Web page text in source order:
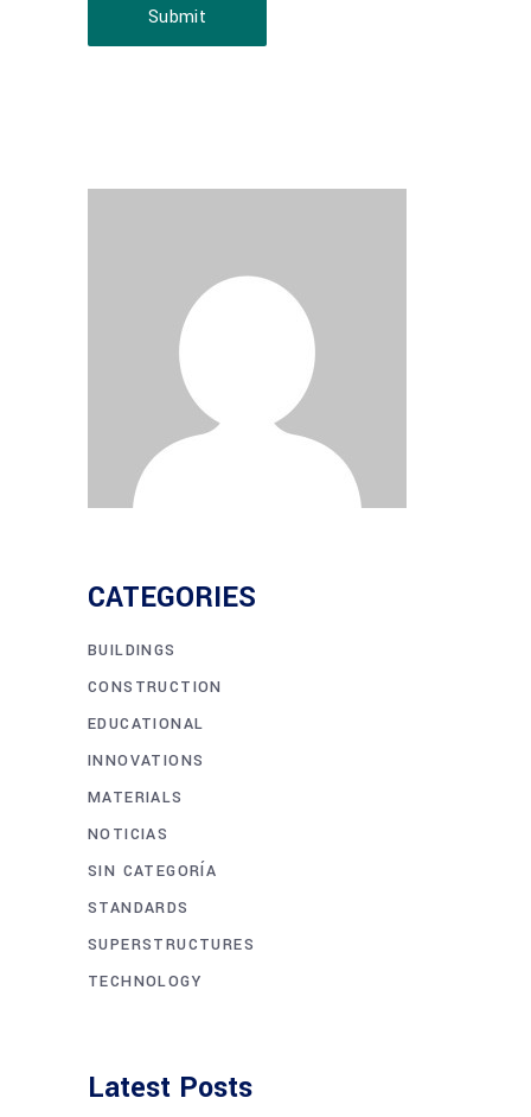
Submit
CATEGORIES
BUILDINGS
CONSTRUCTION
EDUCATIONAL
INNOVATIONS
MATERIALS
NOTICIAS
SIN CATEGORÍA
STANDARDS
SUPERSTRUCTURES
TECHNOLOGY
Latest Posts